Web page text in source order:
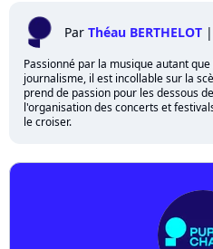
Par Théau BERTHELOT |
Passionné par la musique autant
journalisme, il est incollable sur la
prend de passion pour les dessous
l'organisation des concerts et
le croiser.